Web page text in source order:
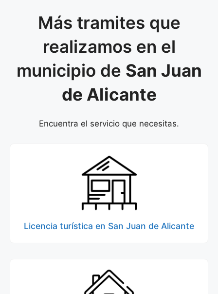
Más tramites que
realizamos en el
municipio de San Juan
de Alicante
Encuentra el servicio que necesitas.
Licencia turística en San Juan de Alicante